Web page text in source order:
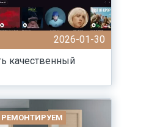
2026-01-30
качественный